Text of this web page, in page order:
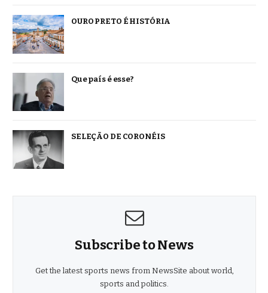
OURO PRETO É HISTÓRIA
Que país é esse?
SELEÇÃO DE CORONÉIS
Subscribe to News
Get the latest sports news from NewsSite about world,
sports and politics.